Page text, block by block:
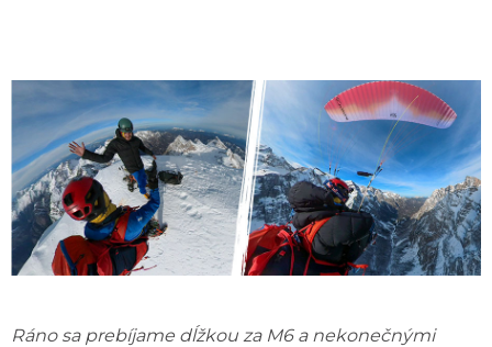
Ráno sa prebíjame dĺžkou za M6 a nekonečnými